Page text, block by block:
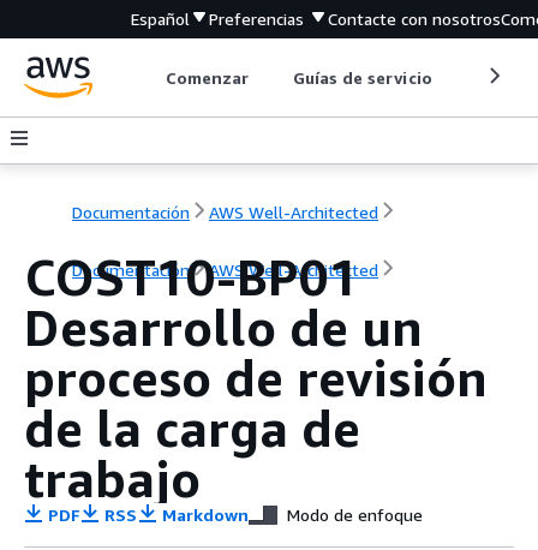
Español Preferencias Contacte con nosotros
Comenzar Guías de servicio
Documentación AWS Well-Architected
Documentación AWS Well-Architected
COST10-BP01
Desarrollo de un
proceso de revisión
de la carga de
trabajo
PDF RSS Markdown Modo de enfoque